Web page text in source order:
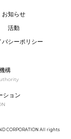
お知らせ
活動
バシーポリシー
構
ション
CORPORATION All rights